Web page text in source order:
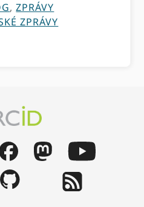
,ZPRÁVY
ZPRÁVY